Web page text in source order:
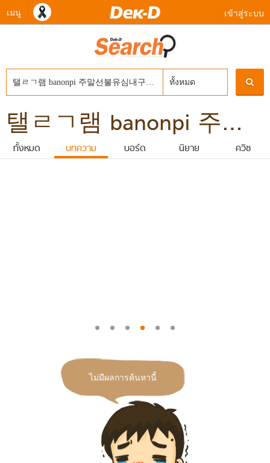
เมนู เข้าสู่ระบบ
ทั้งหมด
탤ㄹㄱ램 banonpi 주말선불유심내구제 바넌피선불유심내구제 신불자무조건대출 청년비상금대출 2026년고흥군연체자소액급전대출해주는곳
ทั้งหมด บทความ บอร์ด นิยาย ควิซ
ไม่มีผลการค้นหานี้